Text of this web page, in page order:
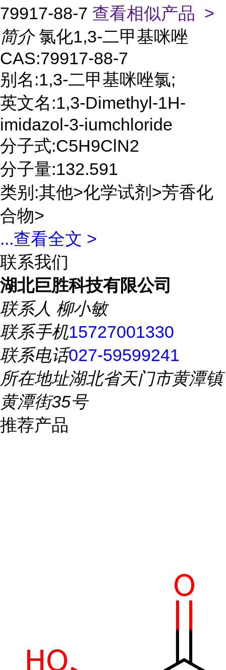
79917-88-7 查看相似产品 >
简介 氯化1,3-二甲基咪唑
CAS:79917-88-7
别名:1,3-二甲基咪唑氯;
英文名:1,3-Dimethyl-1H-
imidazol-3-iumchloride
分子式:C5H9ClN2
分子量:132.591
类别:其他>化学试剂>芳香化
合物>
...查看全文 >
联系我们
湖北巨胜科技有限公司
联系人 柳小敏
联系手机15727001330
联系电话027-59599241
所在地址湖北省天门市黄潭镇
黄潭街35号
推荐产品